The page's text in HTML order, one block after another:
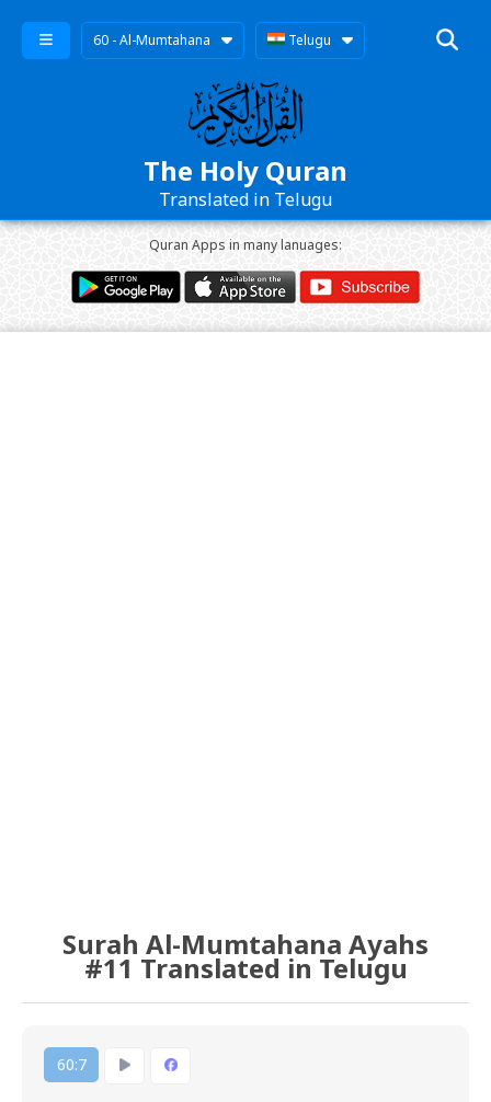
60 - Al-Mumtahana Telugu
The Holy Quran
Translated in Telugu
Quran Apps in many lanuages:
Surah Al-Mumtahana Ayahs
#11 Translated in Telugu
60:7